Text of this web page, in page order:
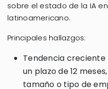
sobre el estado de la IA
latinoamericano.
Principales hallazgos:
Tendencia creciente
un plazo de 12
tamaño o tipo de